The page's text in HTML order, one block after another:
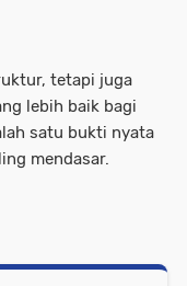
tetapi juga
lebih baik bagi
satu bukti nyata
mendasar.